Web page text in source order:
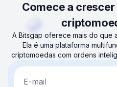
Comece a
A Bitsgap oferece mais do que
Ela é uma plataforma
criptomoedas com ordens
E-mail